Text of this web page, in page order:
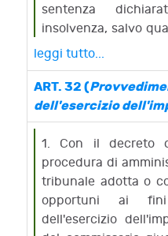
sede principale.
sentenza
insolvenza, salvo
34.
2. L'accertamento
fallimento
disposizioni della
stato di insolvenza.
leggi tutto...
ART. 32 (
dell'esercizio
1. Con il decreto
procedura di
tribunale adotta o
opportuni ai fini
dell'esercizio